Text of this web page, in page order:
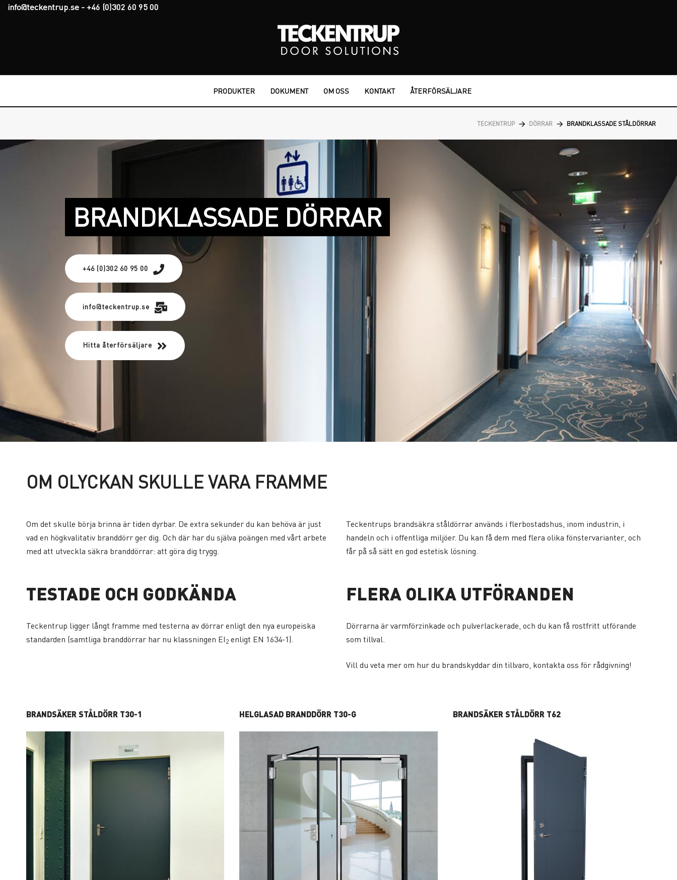
info@teckentrup.se - +46 (0)302 60 95 00
PRODUKTER DOKUMENT OM OSS KONTAKT ÅTERFÖRSÄLJARE
TECKENTRUP > DÖRRAR > BRANDKLASSADE STÅLDÖRRAR
BRANDKLASSADE DÖRRAR
+46 (0)302 60 95 00
info@teckentrup.se
Hitta återförsäljare
OM OLYCKAN SKULLE VARA FRAMME
Om det skulle börja brinna är tiden dyrbar. De extra sekunder du kan behöva är just
vad en högkvalitativ branddörr ger dig. Och där har du själva poängen med vårt arbete
med att utveckla säkra branddörrar: att göra dig trygg.
Teckentrups brandsäkra ståldörrar används i flerbostadshus, inom industrin, i
handeln och i offentliga miljöer. Du kan få dem med flera olika fönstervarianter, och
får på så sätt en god estetisk lösning.
TESTADE OCH GODKÄNDA
Teckentrup ligger långt framme med testerna av dörrar enligt den nya europeiska
standarden (samtliga branddörrar har nu klassningen EI 2 enligt EN 1634-1).
FLERA OLIKA UTFÖRANDEN
Dörrarna är varmförzinkade och pulverlackerade, och du kan få rostfritt utförande
som tillval.
Vill du veta mer om hur du brandskyddar din tillvaro, kontakta oss för rådgivning!
BRANDSÄKER STÅLDÖRR T30-1 HELGLASAD BRANDDÖRR T30-G BRANDSÄKER STÅLDÖRR T62